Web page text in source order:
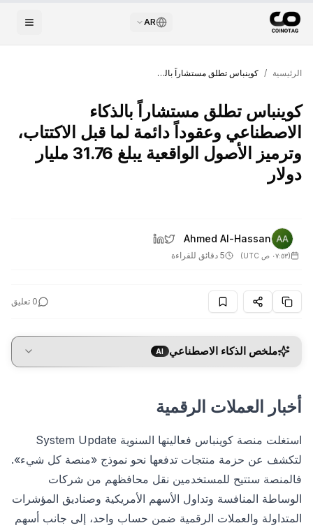
AR
الرئيسية / كوينباس تطلق مستشاراً بالذكاء الاصطناعي وعقوداً دائمة لما قبل الاكتتاب، وترميز الأصول الواقعية يبلغ 31.76 مليار دولار
كوينباس تطلق مستشاراً بالذكاء
الاصطناعي وعقوداً دائمة لما قبل الاكتتاب،
وترميز الأصول الواقعية يبلغ 31.76 مليار
دولار
Ahmed Al-Hassan
(٠٧:٥٣ ص UTC ) 5 دقائق للقراءة
0 تعليق
ملخص الذكاء الاصطناعي AI
أخبار العملات الرقمية
استغلت منصة كوينباس فعاليتها السنوية System Update
لتكشف عن حزمة منتجات تدفعها نحو نموذج «منصة كل شيء».
فالمنصة ستتيح للمستخدمين نقل محافظهم من شركات
الوساطة المنافسة وتداول الأسهم الأمريكية وصناديق المؤشرات
المتداولة والعملات الرقمية ضمن حساب واحد، إلى جانب أسهم